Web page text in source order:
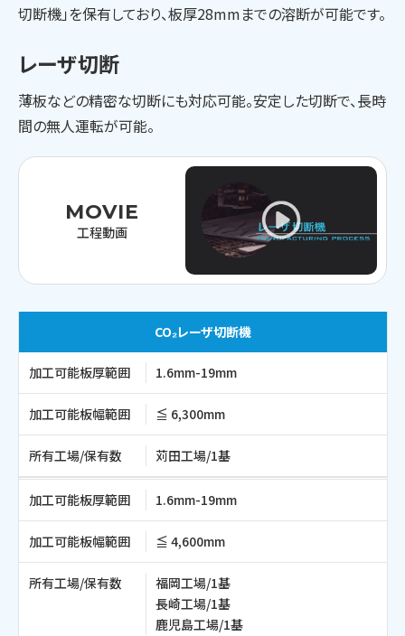
切断機」を保有しており、板厚28mmまでの溶断が可能です。
レーザ切断
薄板などの精密な切断にも対応可能。安定した切断で、長時
間の無人運転が可能。
MOVIE
工程動画
CO₂レーザ切断機
加工可能板厚範囲 1.6mm-19mm
加工可能板幅範囲 ≦ 6,300mm
所有工場/保有数 苅田工場/1基
加工可能板厚範囲 1.6mm-19mm
加工可能板幅範囲 ≦ 4,600mm
所有工場/保有数
福岡工場/1基
長崎工場/1基
鹿児島工場/1基